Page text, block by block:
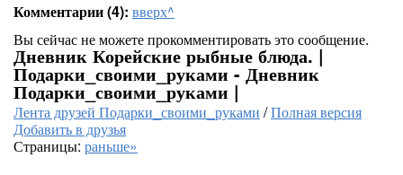
Комментарии (4): вверх^
Вы сейчас не можете прокомментировать это сообщение.
Дневник Корейские рыбные блюда. |
Подарки_своими_руками - Дневник
Подарки_своими_руками |
Лента друзей Подарки_своими_руками /Полная версия
Добавить в друзья
Страницы: раньше»